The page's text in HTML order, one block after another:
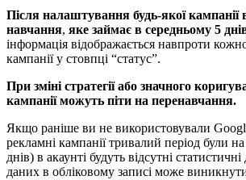
Після налаштування будь-якої кампанії
навчання, яке займає в середньому 5
інформація відображається навпроти
кампанії у стовпці “статус”.
При зміні стратегії або значного
кампанії можуть піти на перенавчання.
Якщо раніше ви не використовували
рекламні кампанії тривалий період були
днів) в акаунті будуть відсутні статистичні
даних в обліковому записі може